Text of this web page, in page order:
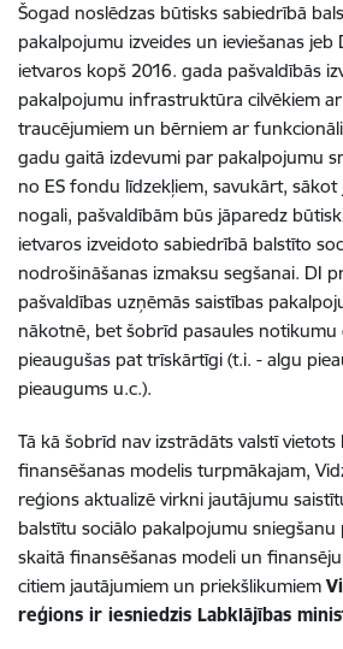
Šogad noslēdzas būtisks sabiedrībā
pakalpojumu izveides un ieviešanas jeb
ietvaros kopš 2016. gada pašvaldībās
pakalpojumu infrastruktūra cilvēkiem
traucējumiem un bērniem ar
gadu gaitā izdevumi par pakalpojumu
no ES fondu līdzekļiem, savukārt,
nogali, pašvaldībām būs jāparedz
ietvaros izveidoto sabiedrībā balstīto
nodrošināšanas izmaksu segšanai. DI
pašvaldības uzņēmās saistības
nākotnē, bet šobrīd pasaules notikumu
pieaugušas pat trīskārtīgi (t.i. - algu
pieaugums u.c.).
Tā kā šobrīd nav izstrādāts valstī
finansēšanas modelis turpmākajam,
reģions aktualizē virkni jautājumu
balstītu sociālo pakalpojumu sniegšanu
skaitā finansēšanas modeli un
citiem jautājumiem un priekšlikumiem
reģions ir iesniedzis Labklājības